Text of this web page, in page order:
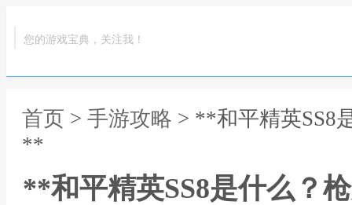
您的游戏宝典，关注我！
首页 > 手游攻略 > **和平精英SS8
**
**和平精英SS8是什么？